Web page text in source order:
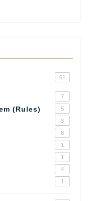
61
7
(Rules) 5
3
6
1
1
4
1